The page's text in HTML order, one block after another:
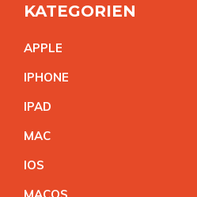
KATEGORIEN
APPLE
IPHONE
IPAD
MAC
IOS